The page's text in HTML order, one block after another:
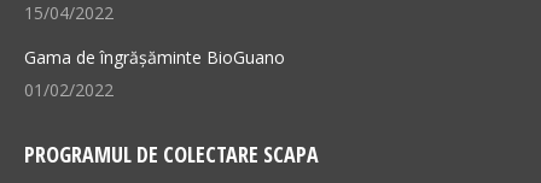
15/04/2022
Gama de îngrășăminte BioGuano
01/02/2022
PROGRAMUL DE COLECTARE SCAPA